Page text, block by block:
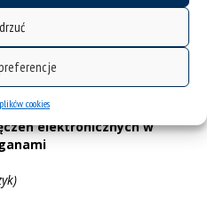
cookies
Skóra, prof. UWM, Aleksandra
doręczeń elektronicznych.
elektronicznych w